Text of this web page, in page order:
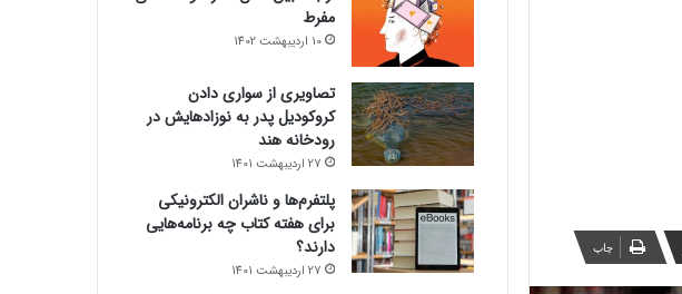
چاپ
مفرط
10 اردیبهشت 1402
تصاویری از سواری دادن
کروکودیل پدر به نوزادهایش در
رودخانه هند
27 اردیبهشت 1401
پلتفرم‌ها و ناشران الکترونیکی
برای هفته کتاب چه برنامه‌هایی
دارند؟
27 اردیبهشت 1401